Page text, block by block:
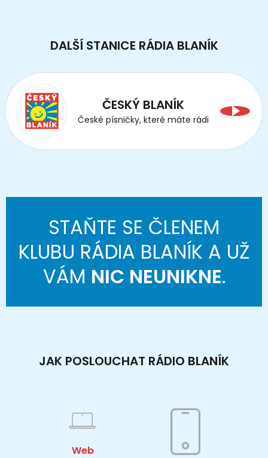
DALŠÍ STANICE RÁDIA BLANÍK
ČESKÝ BLANÍK
České písničky, které máte rádi
STAŇTE SE ČLENEM
KLUBU RÁDIA BLANÍK A UŽ
VÁM NIC NEUNIKNE.
JAK POSLOUCHAT RÁDIO BLANÍK
Web